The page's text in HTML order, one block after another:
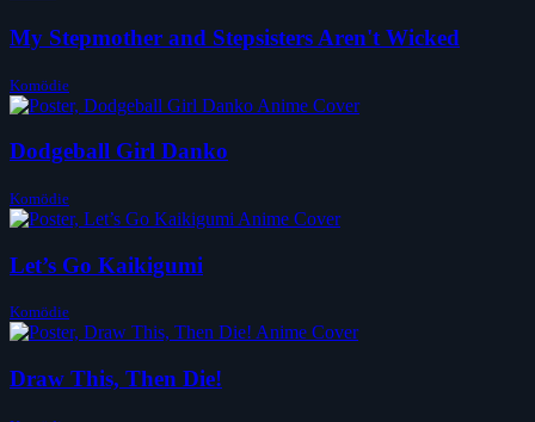
My Stepmother and Stepsisters Aren't Wicked
Komödie
Dodgeball Girl Danko
Komödie
Let’s Go Kaikigumi
Komödie
Draw This, Then Die!